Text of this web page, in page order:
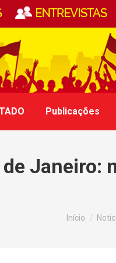
Publicações
Janeiro:
Você está
Início